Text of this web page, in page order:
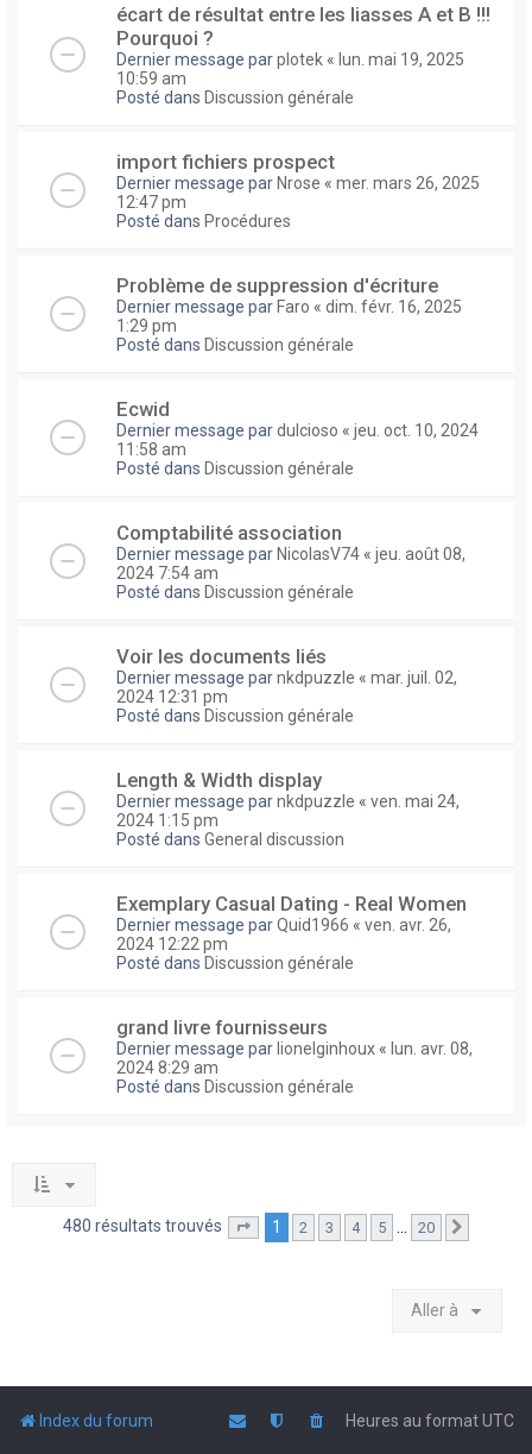
écart de résultat entre les liasses A et B !!!
Pourquoi ?
Dernier message parplotek « lun. mai 19, 2025
10:59 am
Posté dans Discussion générale
import fichiers prospect
Dernier message par Nrose « mer. mars 26, 2025
12:47 pm
Posté dans Procédures
Problème de suppression d'écriture
Dernier message par Faro « dim. févr. 16, 2025
1:29 pm
Posté dans Discussion générale
Ecwid
Dernier message pardulcioso « jeu. oct. 10, 2024
11:58 am
Posté dans Discussion générale
Comptabilité association
Dernier message par NicolasV74 « jeu. août 08,
2024 7:54 am
Posté dans Discussion générale
Voir les documents liés
Dernier message parnkdpuzzle « mar. juil. 02,
2024 12:31 pm
Posté dans Discussion générale
Length & Width display
Dernier message parnkdpuzzle « ven. mai 24,
2024 1:15 pm
Posté dans General discussion
Exemplary Сasual Dating - Real Women
Dernier message parQuid1966 « ven. avr. 26,
2024 12:22 pm
Posté dans Discussion générale
grand livre fournisseurs
Dernier message par lionelginhoux « lun. avr. 08,
2024 8:29 am
Posté dans Discussion générale
480 résultats trouvés Page sur20
1 2 3 4 5 … 20
Aller à
Index du forum Heures au formatUTC